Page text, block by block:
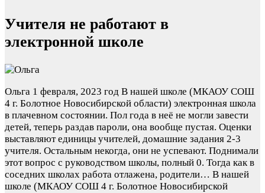
Учителя не работают в
электронной школе
Ольга 1 февраля, 2023 год В нашей школе (МКАОУ СОШ
4 г. Болотное Новосибирской области) электронная школа
в плачевном состоянии. Пол года в неё не могли завести
детей, теперь раздав пароли, она вообще пустая. Оценки
выставляют единицы учителей, домашние задания 2-3
учителя. Остальным некогда, они не успевают. Поднимали
этот вопрос с руководством школы, полный 0. Тогда как в
соседних школах работа отлажена, родители… В нашей
школе (МКАОУ СОШ 4 г. Болотное Новосибирской